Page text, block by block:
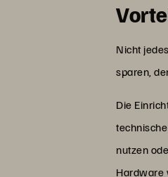
Nicht
sparen,
Die
nutzen
Hardware